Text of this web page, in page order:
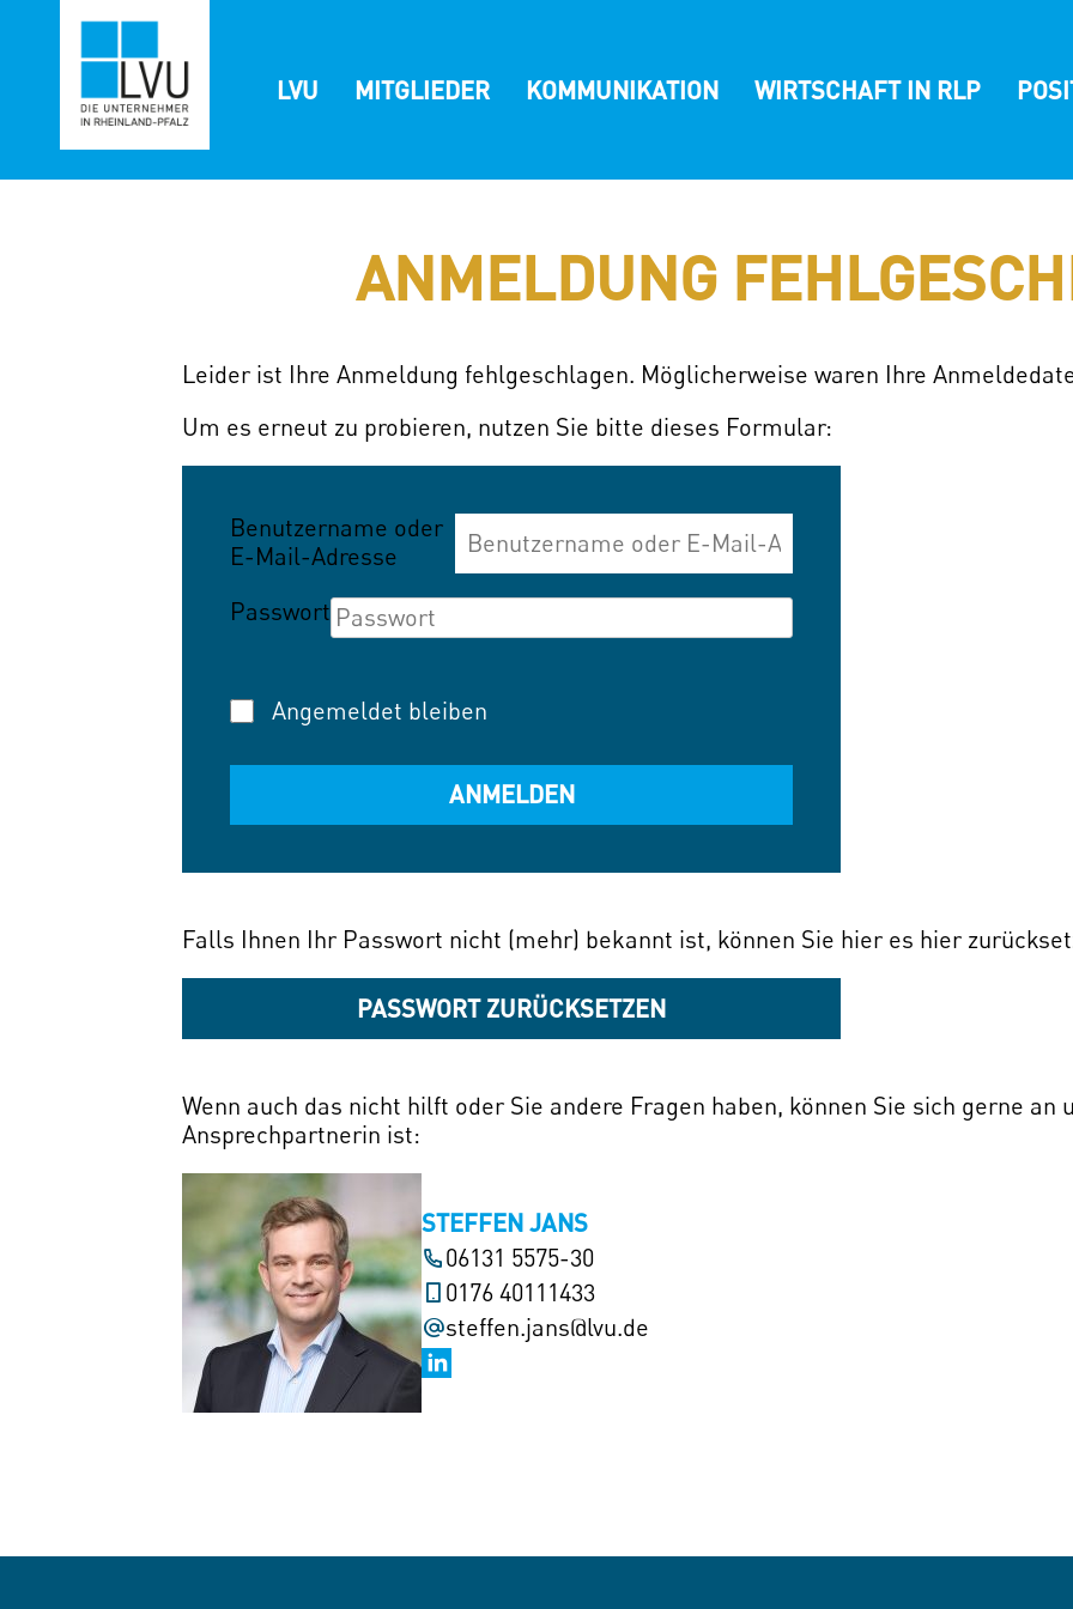
springen
LVU MITGLIEDER KOMMUNIKATION WIRTSCHAFT IN RLP
ANMELDUNG
Leider ist Ihre Anmeldung fehlgeschlagen. Möglicherweise waren Ihre
Um es erneut zu probieren, nutzen Sie bitte dieses Formular:
Benutzername oder
E-Mail-Adresse
Passwort
Angemeldet bleiben
Falls Ihnen Ihr Passwort nicht (mehr) bekannt ist, können Sie hier es hier
PASSWORT ZURÜCKSETZEN
Wenn auch das nicht hilft oder Sie andere Fragen haben, können Sie sich gerne an
Ansprechpartnerin ist:
STEFFEN JANS
06131 5575-30
0176 40111433
steffen.jans@lvu.de